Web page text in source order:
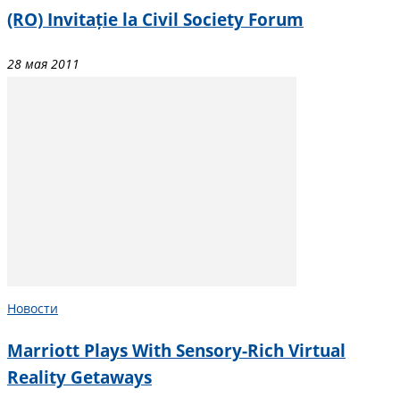
(RO) Invitație la Civil Society Forum
28 мая 2011
Новости
Marriott Plays With Sensory-Rich Virtual
Reality Getaways